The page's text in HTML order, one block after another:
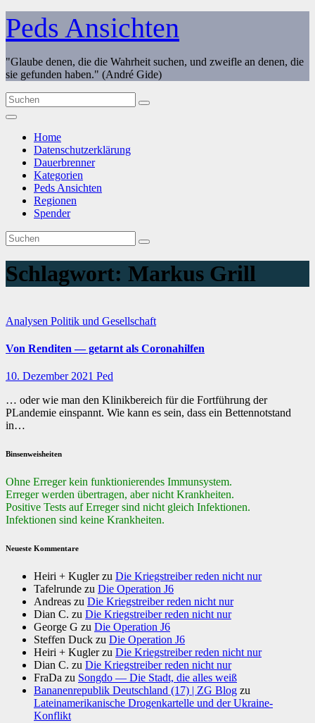
Zum
Inhalt
springen
Peds Ansichten
"Glaube denen, die die Wahrheit suchen, und zweifle an denen, die
sie gefunden haben." (André Gide)
Home
Datenschutzerklärung
Dauerbrenner
Kategorien
Peds Ansichten
Regionen
Spender
Schlagwort: Markus Grill
Analysen Politik und Gesellschaft
Von Renditen — getarnt als Coronahilfen
10. Dezember 2021 Ped
… oder wie man den Klinikbereich für die Fortführung der
PLandemie einspannt. Wie kann es sein, dass ein Bettennotstand
in…
Binsenweisheiten
Ohne Erreger kein funktionierendes Immunsystem.
Erreger werden übertragen, aber nicht Krankheiten.
Positive Tests auf Erreger sind nicht gleich Infektionen.
Infektionen sind keine Krankheiten.
Neueste Kommentare
Heiri + Kuglerzu Die Kriegstreiber reden nicht nur
Tafelrunde zu Die Operation J6
Andreas zu Die Kriegstreiber reden nicht nur
Dian C. zu Die Kriegstreiber reden nicht nur
George G zu Die Operation J6
Steffen Duck zu Die Operation J6
Heiri + Kuglerzu Die Kriegstreiber reden nicht nur
Dian C. zu Die Kriegstreiber reden nicht nur
FraDa zu Songdo — Die Stadt, die alles weiß
Bananenrepublik Deutschland (17) | ZG Blog zu
Lateinamerikanische Drogenkartelle und der Ukraine-
Konflikt